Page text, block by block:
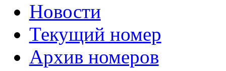
Новости
Текущий номер
Архив номеров